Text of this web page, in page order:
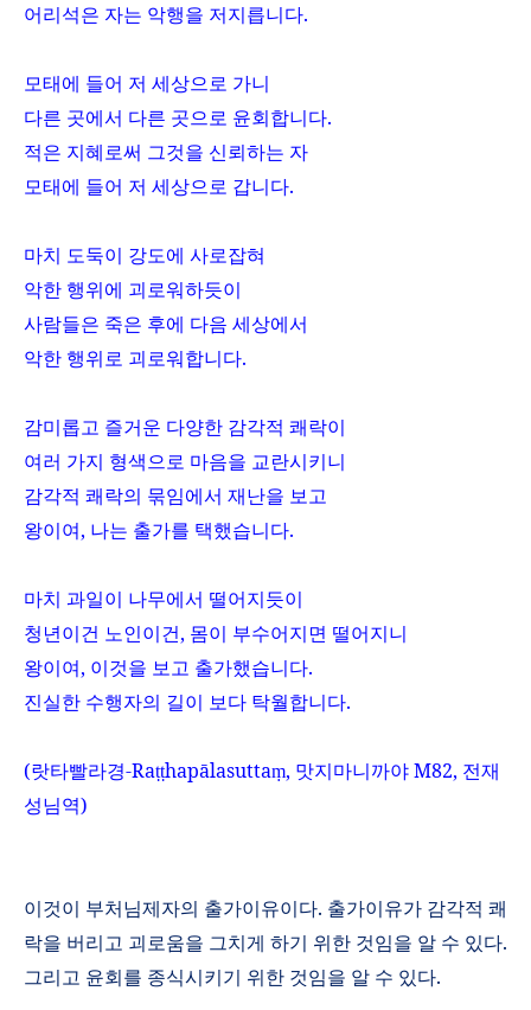
어리석은 자는 악행을 저지릅니다.
모태에 들어 저 세상으로 가니
다른 곳에서 다른 곳으로 윤회합니다.
적은 지혜로써 그것을 신뢰하는 자
모태에 들어 저 세상으로 갑니다.
마치 도둑이 강도에 사로잡혀
악한 행위에 괴로워하듯이
사람들은 죽은 후에 다음 세상에서
악한 행위로 괴로워합니다.
감미롭고 즐거운 다양한 감각적 쾌락이
여러 가지 형색으로 마음을 교란시키니
감각적 쾌락의 묶임에서 재난을 보고
왕이여, 나는 출가를 택했습니다.
마치 과일이 나무에서 떨어지듯이
청년이건 노인이건, 몸이 부수어지면 떨어지니
왕이여, 이것을 보고 출가했습니다.
진실한 수행자의 길이 보다 탁월합니다.
(랏타빨라경-Raṭṭhapālasuttaṃ, 맛지마니까야M82, 전재
성님역)
이것이 부처님제자의 출가이유이다. 출가이유가 감각적 쾌
락을 버리고 괴로움을 그치게 하기 위한 것임을 알 수 있다.
그리고 윤회를 종식시키기 위한 것임을 알 수 있다.